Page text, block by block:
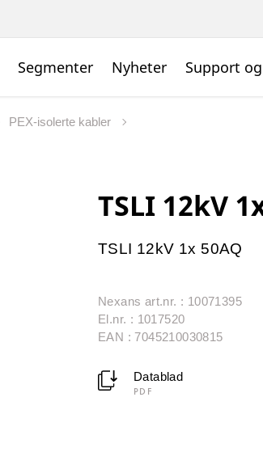
Segmenter Nyheter Support
PEX-isolerte kabler
TSLI 12kV
TSLI 12kV 1x 50AQ
Nexans art.nr. : 10071395
El.nr. : 1017520
EAN : 7045210030815
Datablad
PDF